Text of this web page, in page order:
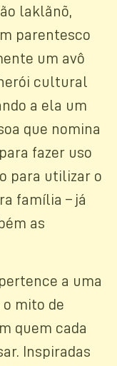
laklãnõ,
parentesco
um avô
cultural
a ela um
que nomina
fazer uso
para utilizar o
família – já
as
a uma
mito de
quem cada
Inspiradas